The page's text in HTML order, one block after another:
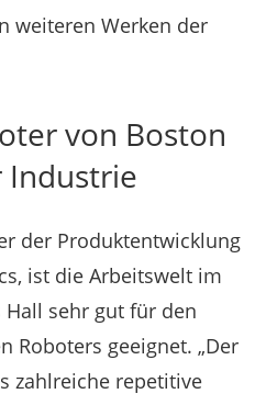
weiteren Werken der
von Boston
Industrie
der Produktentwicklung
ist die Arbeitswelt im
Hall sehr gut für den
Roboters geeignet. „Der
zahlreiche repetitive